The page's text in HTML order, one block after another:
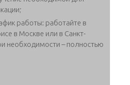
работы: работайте в
в Москве или в Санкт-
необходимости – полностью